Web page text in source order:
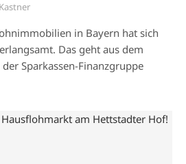
in Bayern hat sich
Das geht aus dem
Sparkassen-Finanzgruppe